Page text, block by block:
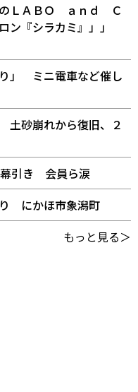
ＬＡＢＯ ａｎｄ Ｃ
ン『シラカミ』」」
」 ミニ電車など催し
砂崩れから復旧、２
引き 会員ら涙
にかほ市象潟町
もっと見る＞